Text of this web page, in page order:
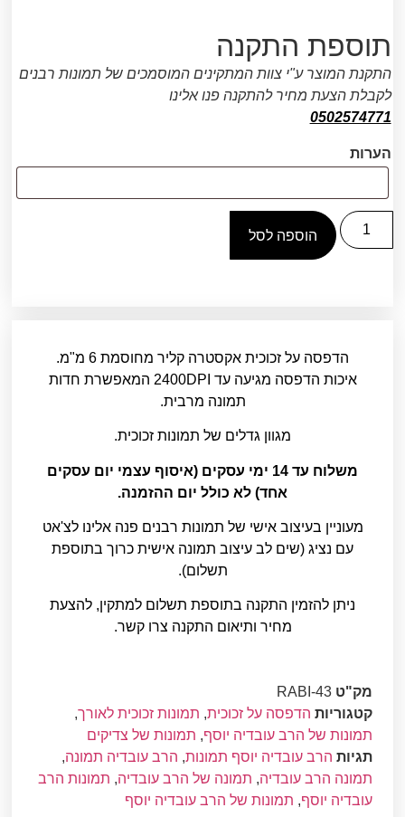
תוספת התקנה
התקנת המוצר ע"י צוות המתקינים המוסמכים של תמונות רבנים
לקבלת הצעת מחיר להתקנה פנו אלינו
0502574771
הערות
הוספה לסל
הדפסה על זכוכית אקסטרה קליר מחוסמת 6 מ"מ.
איכות הדפסה מגיעה עד 2400DPI המאפשרת חדות
תמונה מרבית.
מגוון גדלים של תמונות זכוכית.
משלוח עד 14 ימי עסקים (איסוף עצמי יום עסקים
אחד) לא כולל יום ההזמנה.
מעוניין בעיצוב אישי של תמונות רבנים פנה אלינו לצ'אט
עם נציג (שים לב עיצוב תמונה אישית כרוך בתוספת
תשלום).
ניתן להזמין התקנה בתוספת תשלום למתקין, להצעת
מחיר ותיאום התקנה צרו קשר.
מק"טRABI-43
קטגוריות הדפסה על זכוכית, תמונות זכוכית לאורך,
תמונות של הרב עובדיה יוסף, תמונות של צדיקים
תגיות הרב עובדיה יוסף תמונות, הרב עובדיה תמונה,
תמונה הרב עובדיה, תמונה של הרב עובדיה, תמונות הרב
עובדיה יוסף, תמונות של הרב עובדיה יוסף